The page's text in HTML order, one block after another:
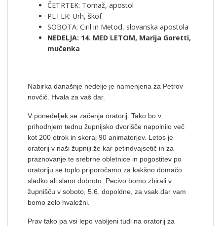
ČETRTEK: Tomaž, apostol
PETEK: Urh, škof
SOBOTA: Ciril in Metod, slovanska apostola
NEDELJA: 14. MED LETOM, Marija Goretti,
mučenka
Nabirka današnje nedelje je namenjena za Petrov
novčič. Hvala za vaš dar.
V ponedeljek se začenja oratorij. Tako bo v
prihodnjem tednu župnijsko dvorišče napolnilo več
kot 200 otrok in skoraj 90 animatorjev. Letos je
oratorij v naši župniji že kar petindvajsetič in za
praznovanje te srebrne obletnice in pogostitev po
oratoriju se toplo priporočamo za kakšno domačo
sladko ali slano dobroto. Pecivo bomo zbirali v
župnišču v soboto, 5.6. dopoldne, za vsak dar vam
bomo zelo hvaležni.
Prav tako pa vsi lepo vabljeni tudi na oratorij za